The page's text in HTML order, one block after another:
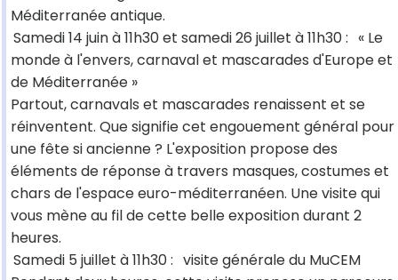
Méditerranée antique.
Samedi 14 juin à 11h30 et samedi 26 juillet à 11h30 : « Le
monde à l'envers, carnaval et mascarades d'Europe et
de Méditerranée »
Partout, carnavals et mascarades renaissent et se
réinventent. Que signifie cet engouement général pour
une fête si ancienne ? L'exposition propose des
éléments de réponse à travers masques, costumes et
chars de l'espace euro-méditerranéen. Une visite qui
vous mène au fil de cette belle exposition durant 2
heures.
Samedi 5 juillet à 11h30 : visite générale du MuCEM